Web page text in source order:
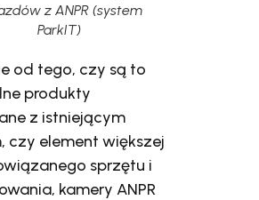
z ANPR (system
ParkIT)
od tego, czy są to
produkty
z istniejącym
czy element większej
sprzętu i
kamery ANPR